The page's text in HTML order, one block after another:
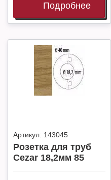
Подробнее
Артикул: 143045
Розетка для труб
Cezar 18,2мм 85